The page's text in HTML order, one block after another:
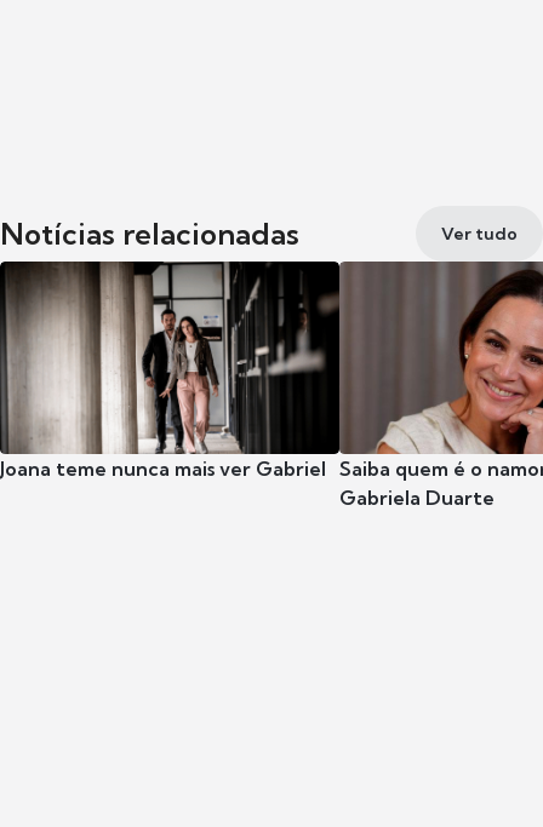
Notícias relacionadas Ver tudo
Joana teme nunca mais ver Gabriel Saiba quem é o
Gabriela Duarte